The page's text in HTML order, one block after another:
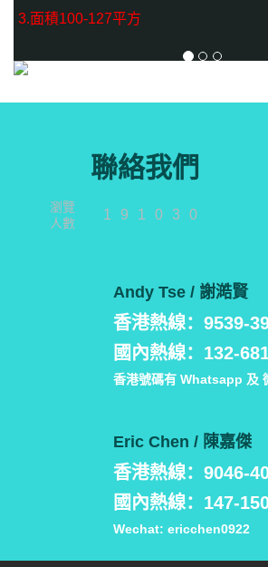
3.面積100-127平方
聯絡我們
瀏覽
人數
191030
Andy Tse / 謝澔賢
香港熱線：9539-
國內熱線：132-
香港號碼有 Whatsapp 及
Eric Chen / 陳嘉傑
香港熱線：9046-
國內熱線：147-
Wechat: ericchen0922